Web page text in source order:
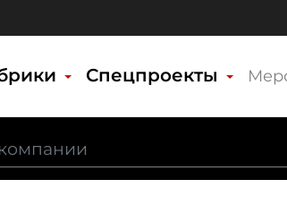
Спецпроекты